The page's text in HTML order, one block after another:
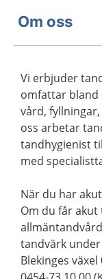
Om oss
Vi erbjuder
omfattar bland
vård,
oss arbetar
tandhygienist
med
När du har
Om du får
tandvärk
Blekinges